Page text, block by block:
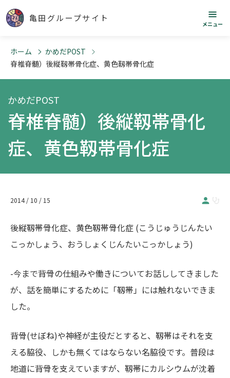
亀田グループサイト
メニュー
ホーム
かめだPOST
脊椎脊髄）後縦靱帯骨化症、黄色靱帯骨化症
かめだPOST
脊椎脊髄）後縦靱帯骨化
症、黄色靱帯骨化症
2014 / 10 / 15
後縦靱帯骨化症、黄色靱帯骨化症 (こうじゅうじんたい
こっかしょう、おうしょくじんたいこっかしょう)
-今まで背骨の仕組みや働きについてお話ししてきました
が、話を簡単にするために「靱帯」には触れないできま
した。
背骨(せぼね)や神経が主役だとすると、靱帯はそれを支
える脇役、しかも無くてはならない名脇役です。普段は
地道に背骨を支えていますが、靱帯にカルシウムが沈着